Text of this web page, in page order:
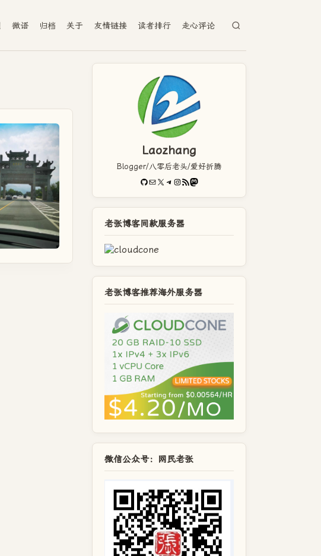
微语 归档 关于 友情链接 读者排行 走心评论
Laozhang
Blogger/八零后老头/爱好折腾
GitHub
电子邮件X Telegram
Instagram
RSS FeedMastodon
老张博客同款服务器
老张博客推荐海外服务器
微信公众号：网民老张